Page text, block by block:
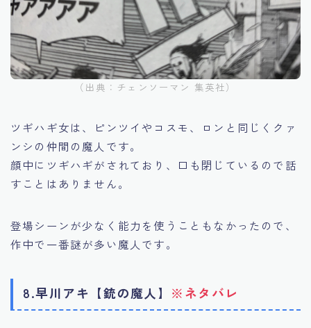
（出典：チェンソーマン 集英社）
ツギハギ女は、ピンツイやコスモ、ロンと同じくクァ
ンシの仲間の魔人です。
顔中にツギハギがされており、口も閉じているので話
すことはありません。
登場シーンが少なく能力を使うこともなかったので、
作中で一番謎が多い魔人です。
8.早川アキ【銃の魔人】 ※ネタバレ